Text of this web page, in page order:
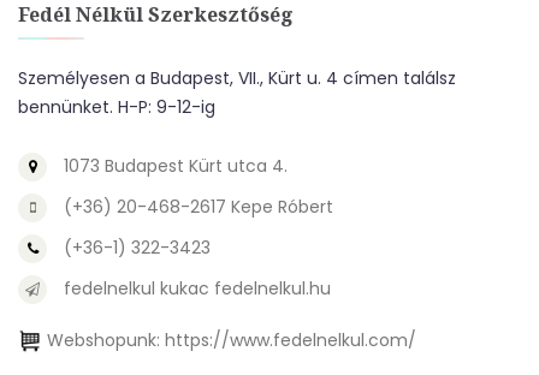
Fedél Nélkül Szerkesztőség
Személyesen a Budapest, VII., Kürt u. 4 címen találsz
bennünket. H-P: 9-12-ig
1073 Budapest Kürt utca 4.
(+36) 20-468-2617 Kepe Róbert
(+36-1) 322-3423
fedelnelkul kukac fedelnelkul.hu
Webshopunk: https://www.fedelnelkul.com/